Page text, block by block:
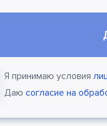
Я принимаю условия
Даю согласие на